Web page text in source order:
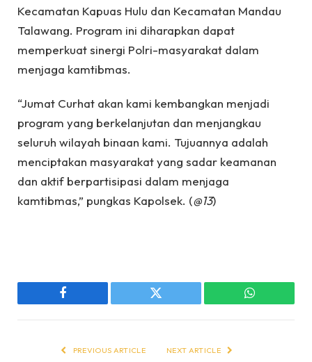
Kecamatan Kapuas Hulu dan Kecamatan Mandau
Talawang. Program ini diharapkan dapat
memperkuat sinergi Polri-masyarakat dalam
menjaga kamtibmas.
“Jumat Curhat akan kami kembangkan menjadi
program yang berkelanjutan dan menjangkau
seluruh wilayah binaan kami. Tujuannya adalah
menciptakan masyarakat yang sadar keamanan
dan aktif berpartisipasi dalam menjaga
kamtibmas,” pungkas Kapolsek. (@13)
Facebook Twitter WhatsApp
PREVIOUS ARTICLE NEXT ARTICLE